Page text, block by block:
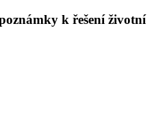
k řešení životní